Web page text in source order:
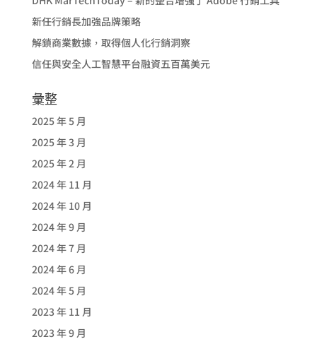
新任行銷長加強品牌策略
解鎖商業數據，取得個人化行銷洞察
信任與安全人工智慧平台融資五百萬美元
彙整
2025 年 5 月
2025 年 3 月
2025 年 2 月
2024 年 11 月
2024 年 10 月
2024 年 9 月
2024 年 7 月
2024 年 6 月
2024 年 5 月
2023 年 11 月
2023 年 9 月